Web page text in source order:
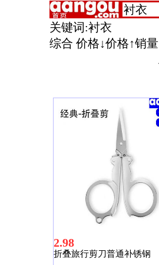
关键词:衬衣
综合 价格↓价格↑销量
2.98
折叠旅行剪刀普通补锈钢